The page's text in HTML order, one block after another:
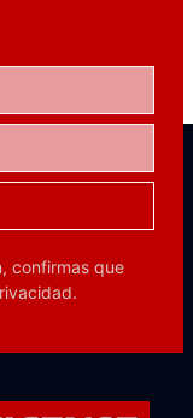
confirmas que